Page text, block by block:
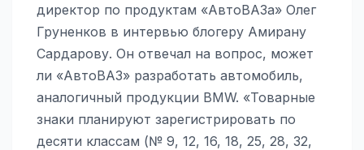
директор по продуктам «АвтоВАЗа» Олег
Груненков в интервью блогеру Амирану
Сардарову. Он отвечал на вопрос, может
ли «АвтоВАЗ» разработать автомобиль,
аналогичный продукции BMW. «Товарные
знаки планируют зарегистрировать по
десяти классам (№ 9, 12, 16, 18, 25, 28, 32,